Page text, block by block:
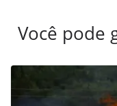
Você pode